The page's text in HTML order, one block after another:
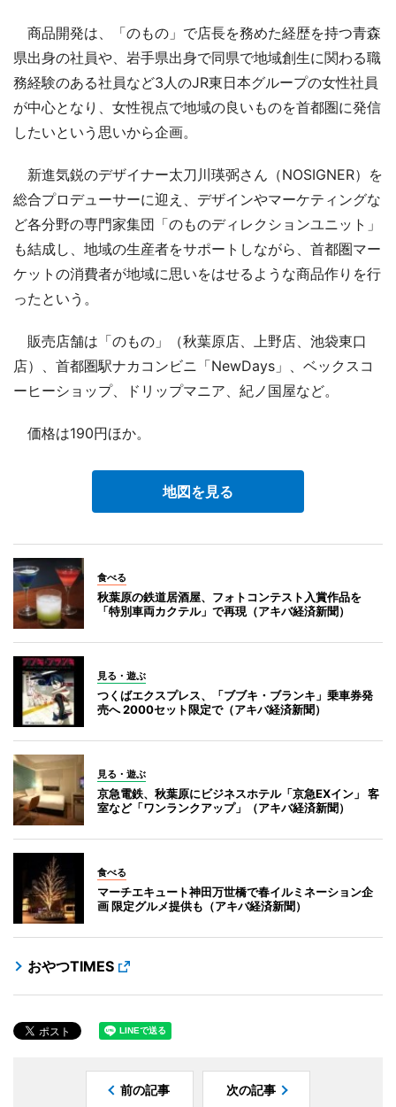
商品開発は、「のもの」で店長を務めた経歴を持つ青森
県出身の社員や、岩手県出身で同県で地域創生に関わる職
務経験のある社員など3人のJR東日本グループの女性社員
が中心となり、女性視点で地域の良いものを首都圏に発信
したいという思いから企画。
新進気鋭のデザイナー太刀川瑛弼さん（NOSIGNER）を
総合プロデューサーに迎え、デザインやマーケティングな
ど各分野の専門家集団「のものディレクションユニット」
も結成し、地域の生産者をサポートしながら、首都圏マー
ケットの消費者が地域に思いをはせるような商品作りを行
ったという。
販売店舗は「のもの」（秋葉原店、上野店、池袋東口
店）、首都圏駅ナカコンビニ「NewDays」、ベックスコ
ーヒーショップ、ドリップマニア、紀ノ国屋など。
価格は190円ほか。
地図を見る
食べる
秋葉原の鉄道居酒屋、フォトコンテスト入賞作品を
「特別車両カクテル」で再現（アキバ経済新聞）
見る・遊ぶ
つくばエクスプレス、「ブブキ・ブランキ」乗車券発
売へ 2000セット限定で（アキバ経済新聞）
見る・遊ぶ
京急電鉄、秋葉原にビジネスホテル「京急EXイン」 客
室など「ワンランクアップ」（アキバ経済新聞）
食べる
マーチエキュート神田万世橋で春イルミネーション企
画 限定グルメ提供も（アキバ経済新聞）
おやつTIMES
前の記事 次の記事